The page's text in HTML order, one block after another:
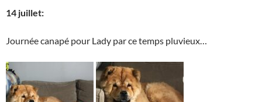
14 juillet:
Journée canapé pour Lady par ce temps pluvieux…